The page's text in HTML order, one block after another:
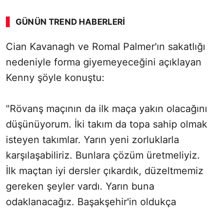
GÜNÜN TREND HABERLERI
Cian Kavanagh ve Romal Palmer'ın sakatlığı
nedeniyle forma giyemeyeceğini açıklayan
Kenny şöyle konuştu:
"Rövanş maçının da ilk maça yakın olacağını
düşünüyorum. İki takım da topa sahip olmak
isteyen takımlar. Yarın yeni zorluklarla
karşılaşabiliriz. Bunlara çözüm üretmeliyiz.
İlk maçtan iyi dersler çıkardık, düzeltmemiz
gereken şeyler vardı. Yarın buna
odaklanacağız. Başakşehir'in oldukça